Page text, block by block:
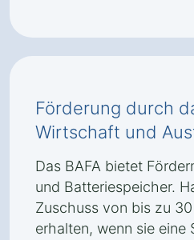
Förderung durch
Wirtschaft und
Das BAFA bietet
und Batteriespeicher.
Zuschuss von bis zu
erhalten, wenn sie eine